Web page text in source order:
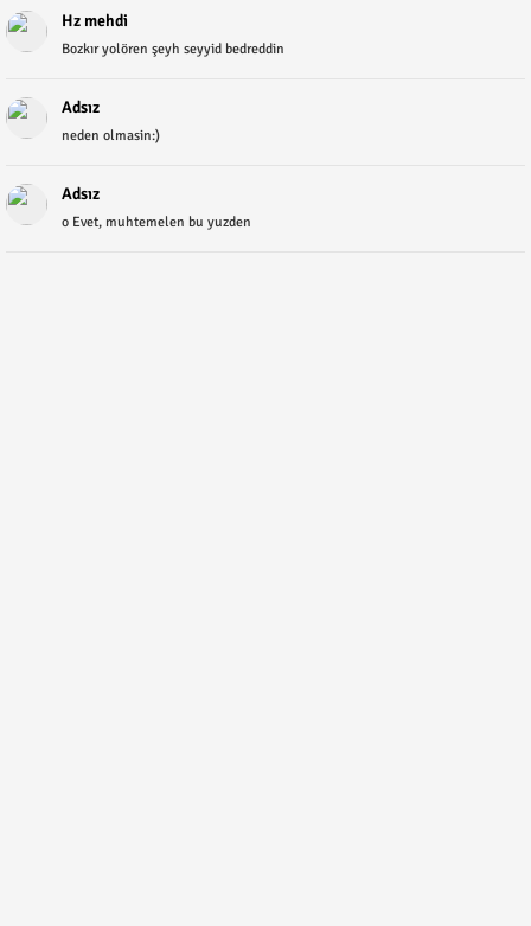
Hz mehdi
Bozkır yolören şeyh seyyid bedreddin
Adsız
neden olmasin:)
Adsız
o Evet, muhtemelen bu yuzden